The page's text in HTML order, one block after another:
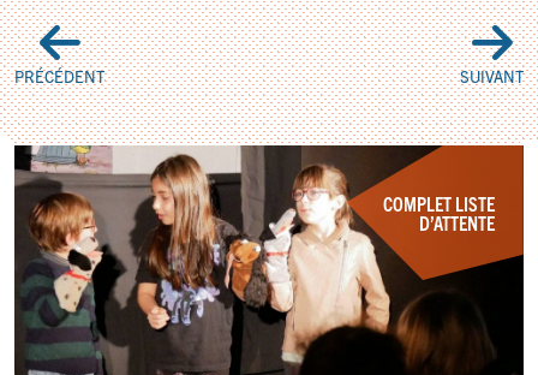
PRÉCÉDENT SUIVANT
COMPLET LISTE
D’ATTENTE